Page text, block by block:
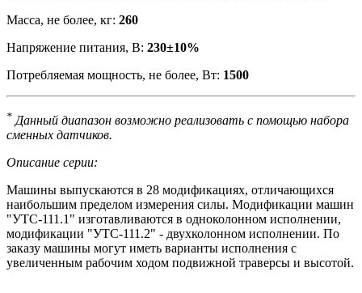
Масса, не более, кг: 260
Напряжение питания, В: 230±10%
Потребляемая мощность, не более, Вт: 1500
* Данный диапазон возможно реализовать с помощью набора
сменных датчиков.
Описание серии:
Машины выпускаются в 28 модификациях, отличающихся
наибольшим пределом измерения силы. Модификации машин
"УТС-111.1" изготавливаются в одноколонном исполнении,
модификации "УТС-111.2" - двухколонном исполнении. По
заказу машины могут иметь варианты исполнения с
увеличенным рабочим ходом подвижной траверсы и высотой.